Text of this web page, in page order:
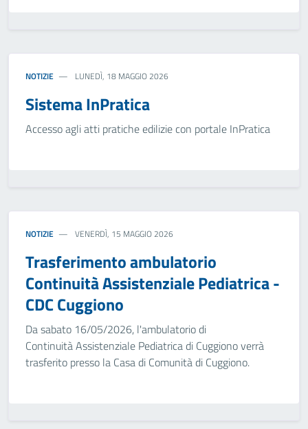
NOTIZIE LUNEDÌ, 18 MAGGIO 2026
Sistema InPratica
Accesso agli atti pratiche edilizie con portale InPratica
NOTIZIE VENERDÌ, 15 MAGGIO 2026
Trasferimento ambulatorio
Continuità Assistenziale Pediatrica -
CDC Cuggiono
Da sabato 16/05/2026, l'ambulatorio di
Continuità Assistenziale Pediatrica di Cuggiono verrà
trasferito presso la Casa di Comunità di Cuggiono.